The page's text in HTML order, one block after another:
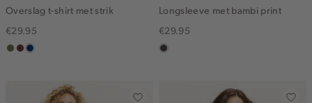
Overslag t-shirt met strik
€29.95
groen,
brique
donkerblauw
Longsleeve met bambi print
€29.95
choco